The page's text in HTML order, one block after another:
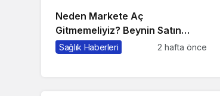
Neden Markete Aç
Gitmemeliyiz? Beynin Satın
Alma Psikolojisi
Sağlık Haberleri 2 hafta önce